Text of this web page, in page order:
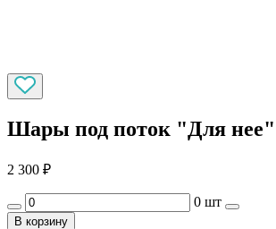
Шары под поток "Для нее"
2 300 ₽
0 шт
В корзину